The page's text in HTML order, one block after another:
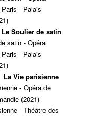
- Palais
Le Soulier de satin
satin - Opéra
- Palais
La Vie parisienne
- Opéra de
(2021)
- Théâtre des